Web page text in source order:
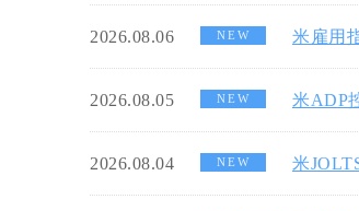
2026.08.06 NEW 米雇用
2026.08.05 NEW 米ADP
2026.08.04 NEW 米